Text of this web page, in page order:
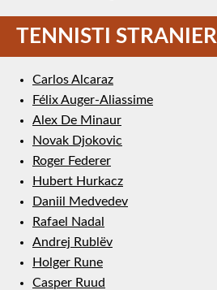
TENNISTI STRANIERI
Carlos Alcaraz
Félix Auger-Aliassime
Alex De Minaur
Novak Djokovic
Roger Federer
Hubert Hurkacz
Daniil Medvedev
Rafael Nadal
Andrej Rublëv
Holger Rune
Casper Ruud